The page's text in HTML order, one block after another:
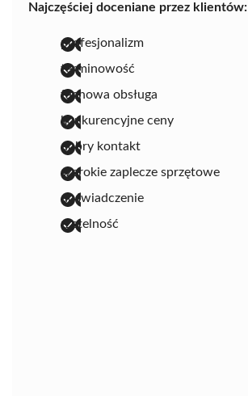
Najczęściej doceniane przez klientów:
profesjonalizm
terminowość
fachowa obsługa
konkurencyjne ceny
dobry kontakt
szerokie zaplecze sprzętowe
doświadczenie
rzetelność